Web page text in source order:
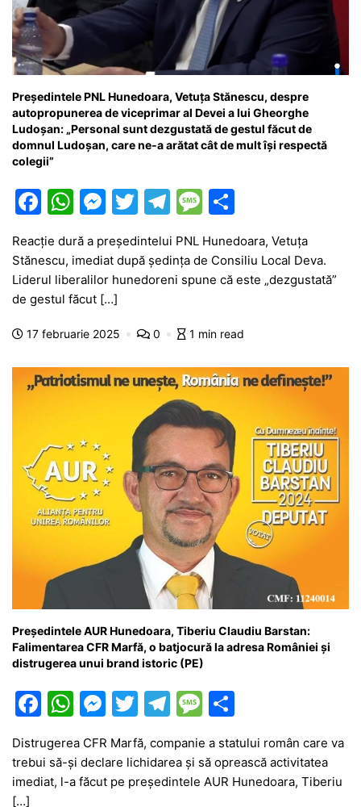
Președintele PNL Hunedoara, Vetuța Stănescu, despre
autopropunerea de viceprimar al Devei a lui Gheorghe
Ludoșan: „Personal sunt dezgustată de gestul făcut de
domnul Ludoșan, care ne-a arătat cât de mult își respectă
colegii”
F
a
c
e
b
o
k
W
at
s
A
p
M
s
s
e
n
er
T
w
itt
er
T
el
e
gr
m
M
s
s
g
ta
je
z
Reacție dură a președintelui PNL Hunedoara, Vetuța
Stănescu, imediat după ședința de Consiliu Local Deva.
Liderul liberalilor hunedoreni spune că este „dezgustată”
de gestul făcut […]
17 februarie 2025 0 1 min read
Președintele AUR Hunedoara, Tiberiu Claudiu Barstan:
Falimentarea CFR Marfă, o batjocură la adresa României și
distrugerea unui brand istoric (PE)
F
c
e
W
at
s
M
s
s
T
itt
er
T
e
gr
M
s
s
ar
ta
je
Distrugerea CFR Marfă, companie a statului român care va
trebui să-şi declare lichidarea şi să oprească activitatea
imediat, l-a făcut pe președintele AUR Hunedoara, Tiberiu
[…]